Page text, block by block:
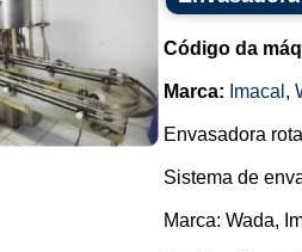
Código da
Marca: Imacal ,
Envasadora
Sistema de
Marca: Wada,